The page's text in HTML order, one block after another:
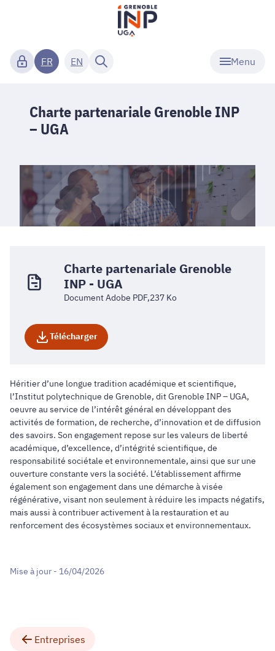
Menu
FR EN
Charte partenariale Grenoble INP
– UGA
Charte partenariale Grenoble
INP - UGA
Document Adobe PDF,237 Ko
Télécharger
Héritier d’une longue tradition académique et scientifique,
l’Institut polytechnique de Grenoble, dit Grenoble INP – UGA,
oeuvre au service de l’intérêt général en développant des
activités de formation, de recherche, d’innovation et de diffusion
des savoirs. Son engagement repose sur les valeurs de liberté
académique, d’excellence, d’intégrité scientifique, de
responsabilité sociétale et environnementale, ainsi que sur une
ouverture constante vers la société. L’établissement affirme
également son engagement dans une démarche à visée
régénérative, visant non seulement à réduire les impacts négatifs,
mais aussi à contribuer activement à la restauration et au
renforcement des écosystèmes sociaux et environnementaux.
Mise à jour - 16/04/2026
Entreprises